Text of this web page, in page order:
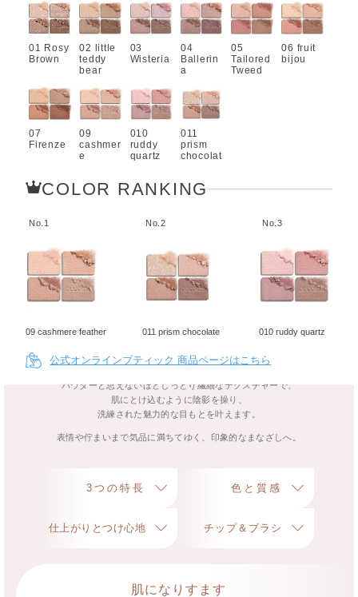
01 Rosy
Brown
02 little
teddy
bear
03
Wisteria
04
Ballerin
a
05
Tailored
Tweed
06 fruit
bijou
07
Firenze
09
cashmer
e
010
ruddy
quartz
011
prism
chocolat
COLOR RANKING
No.1
09 cashmere feather
No.2
011 prism chocolate
No.3
010 ruddy quartz
公式オンラインブティック 商品ページはこちら
にじみ出るような艶、影までも輝きを秘める透明感。
ただ目もとを彩るのではなく、肌や骨格を美しく魅せ、
一人ひとりの個性ある美を引き立てる。
そんなコスメデコルテのメイクアップフィロソフィーを体現する
肌にのせたときに最も美しく発色。
パウダーと思えないほどしっとり繊細なテクスチャーで、
肌にとけ込むように陰影を操り、
洗練された魅力的な目もとを叶えます。
表情や佇まいまで気品に満ちてゆく、印象的なまなざしへ。
3つの特長 色と質感
仕上がりとつけ心地 チップ＆ブラシ
肌になりすます